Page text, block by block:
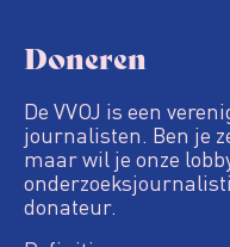
Doneren
De VVOJ is een
journalisten. Ben je
maar wil je onze
donateur.